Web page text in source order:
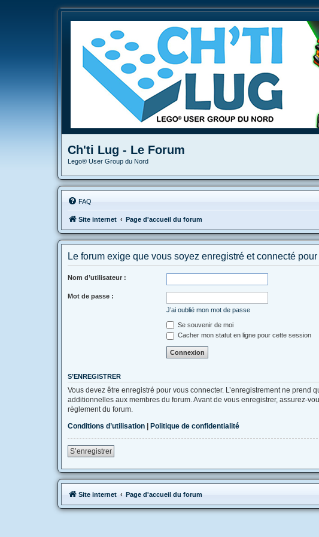
Ch'ti Lug - Le Forum
Lego® User Group du Nord
FAQ
Site internet Page d'accueil du forum
Le forum exige que vous soyez enregistré et connecté
Nom d’utilisateur :
Mot de passe :
J’ai oublié mon mot de passe
Se souvenir de moi
Cacher mon statut en ligne pour cette session
S’ENREGISTRER
Vous devez être enregistré pour vous connecter. L’enregistrement ne
additionnelles aux membres du forum. Avant de vous enregistrer, assurez-
règlement du forum.
Conditions d’utilisation
Politique de confidentialité
S’enregistrer
Site internet Page d'accueil du forum